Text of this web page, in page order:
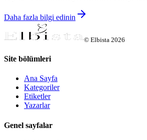
Daha fazla bilgi edinin
© Elbista 2026
Site bölümleri
Ana Sayfa
Kategoriler
Etiketler
Yazarlar
Genel sayfalar